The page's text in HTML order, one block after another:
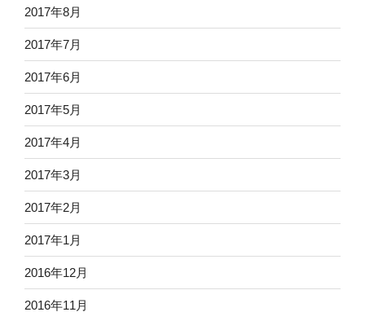
2017年8月
2017年7月
2017年6月
2017年5月
2017年4月
2017年3月
2017年2月
2017年1月
2016年12月
2016年11月